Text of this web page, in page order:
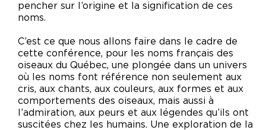
pencher sur l’origine et la signification de ces
noms.
C’est ce que nous allons faire dans le cadre de
cette conférence, pour les noms français des
oiseaux du Québec, une plongée dans un univers
où les noms font référence non seulement aux
cris, aux chants, aux couleurs, aux formes et aux
comportements des oiseaux, mais aussi à
l’admiration, aux peurs et aux légendes qu’ils ont
suscitées chez les humains. Une exploration de la